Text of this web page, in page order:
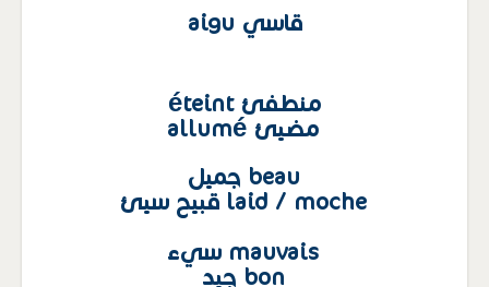
قاسي aigu
منطفئ éteint
مضيئ allumé